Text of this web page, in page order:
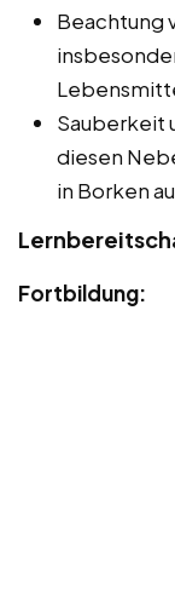
Beachtung
Sauberkeit
diesen
in Borken
Fortbildung: